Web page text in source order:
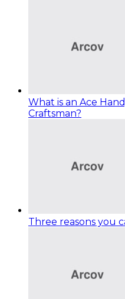
What is an Ace
Craftsman?
Three reasons you